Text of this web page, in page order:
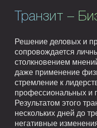
Транзит –
Решение деловых и
сопровождается
столкновением
даже применение
стремление к
профессиональных и
Результатом этого
нескольких дней до
негативные